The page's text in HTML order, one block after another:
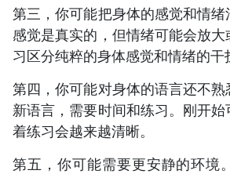
第三，你可能把身体的感觉和情
感觉是真实的，但情绪可能会放
习区分纯粹的身体感觉和情绪的干
第四，你可能对身体的语言还不
新语言，需要时间和练习。刚开
着练习会越来越清晰。
第五，你可能需要更安静的环境